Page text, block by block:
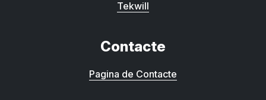
Tekwill
Contacte
Pagina de Contacte